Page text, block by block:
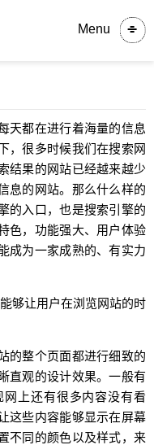
Menu
天都在进行着海量的信息
，很多时候我们在搜索网
结果的网站已经越来越少
息的网站。那么什么样的
的入口，也是搜索引擎的
色，功能强大、用户体验
成为一家成熟的、有实力
让用户在浏览网站的时
的整个页面都进行细致的
直观的设计效果。一般有
上还有很多内容没有看
这些内容能够显示在屏幕
不同的颜色以及样式，来